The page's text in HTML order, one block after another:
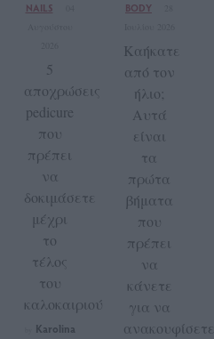
NAILS
5
αποχρώσεις
pedicure
που
πρέπει
να
δοκιμάσετε
μέχρι
το
τέλος
του
καλοκαιριού
Karolina
BODY
Καήκατε
από τον
ήλιο;
Αυτά
είναι
τα
πρώτα
βήματα
που
πρέπει
να
κάνετε
για να
ανακουφίσετε